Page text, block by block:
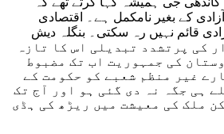
کے بغیر نامکمل ہے۔ اقتصادی
قائم نہیں رہ سکتی۔ بنگلہ دیش
کی پرتشدد تبدیلی اس کا تازہ
کی جمہوریت اب تک مضبوط
غیر منظم شعبے کو حکومت کے
ہی جگہ نہ دی گئی ہو اور آج تک
ملک کی معیشت میں ریڑھ کی ہڈی